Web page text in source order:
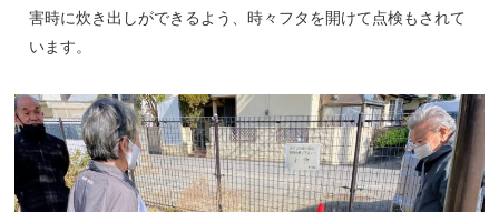
害時に炊き出しができるよう、時々フタを開けて点検もされて
います。